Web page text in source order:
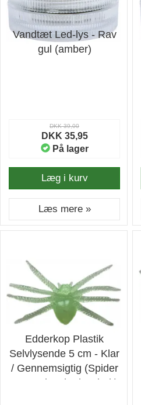
Vandtæt Led-lys - Rav
gul (amber)
DKK 39,00
DKK 35,95
På lager
Læg i kurv
Læs mere »
Edderkop Plastik
Selvlysende 5 cm - Klar
/ Gennemsigtig (Spider
5 cm Glow-in-the-dark)